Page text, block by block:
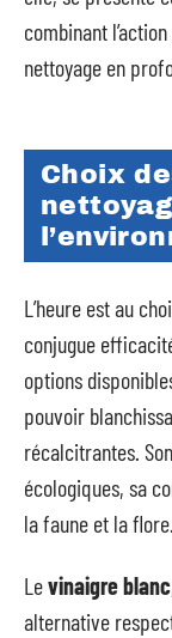
combinant
nettoyage en
Choix
L’heure est au
conjugue
options
pouvoir
récalcitrantes.
écologiques, sa
la faune et la flore.
Levinaigre blanc
alternative